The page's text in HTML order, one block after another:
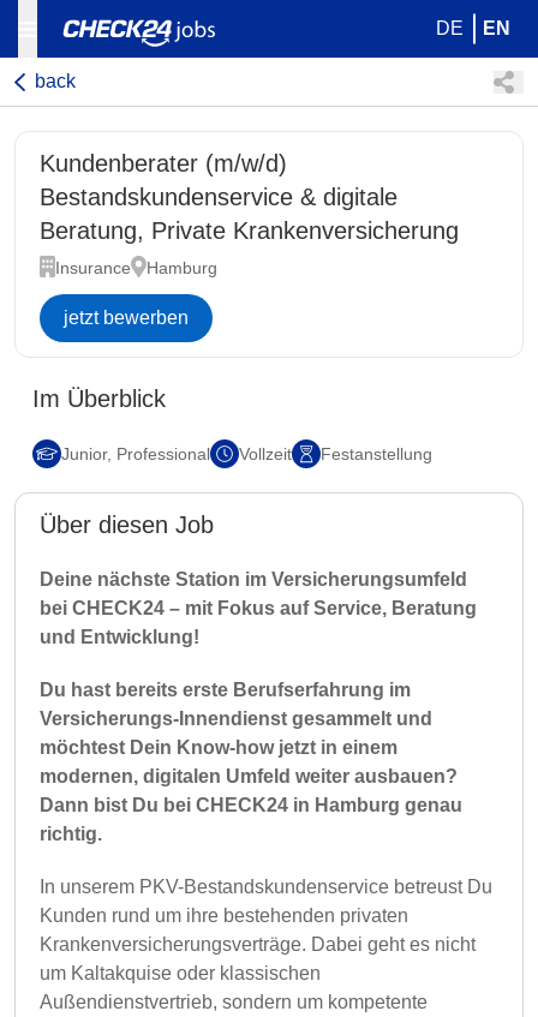
DE EN
back
Kundenberater (m/w/d)
Bestandskundenservice & digitale
Beratung, Private Krankenversicherung
Insurance Hamburg
jetzt bewerben
Im Überblick
Junior, Professional Vollzeit Festanstellung
Über diesen Job
Deine nächste Station im Versicherungsumfeld
bei CHECK24 – mit Fokus auf Service, Beratung
und Entwicklung!
Du hast bereits erste Berufserfahrung im
Versicherungs-Innendienst gesammelt und
möchtest Dein Know-how jetzt in einem
modernen, digitalen Umfeld weiter ausbauen?
Dann bist Du bei CHECK24 in Hamburg genau
richtig.
In unserem PKV-Bestandskundenservice betreust Du
Kunden rund um ihre bestehenden privaten
Krankenversicherungsverträge. Dabei geht es nicht
um Kaltakquise oder klassischen
Außendienstvertrieb, sondern um kompetente